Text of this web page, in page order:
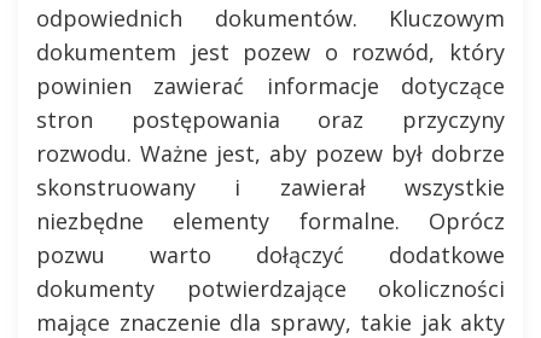
odpowiednich dokumentów. Kluczowym
dokumentem jest pozew o rozwód, który
powinien zawierać informacje dotyczące
stron postępowania oraz przyczyny
rozwodu. Ważne jest, aby pozew był dobrze
skonstruowany i zawierał wszystkie
niezbędne elementy formalne. Oprócz
pozwu warto dołączyć dodatkowe
dokumenty potwierdzające okoliczności
mające znaczenie dla sprawy, takie jak akty